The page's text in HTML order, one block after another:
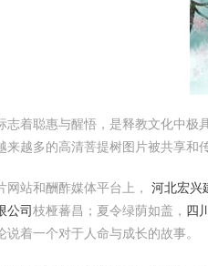
志着聪惠与醒悟，是释教文化中极
来越多的高清菩提树图片被共享和
网站和酬酢媒体平台上， 河北宏兴
公司枝桠蕃昌；夏令绿荫如盖， 四
说着一个对于人命与成长的故事。